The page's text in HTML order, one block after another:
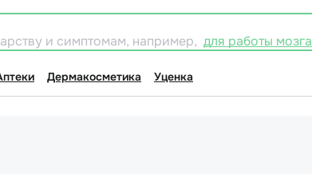
и симптомам, например, для работы мозга
Дермакосметика Уценка